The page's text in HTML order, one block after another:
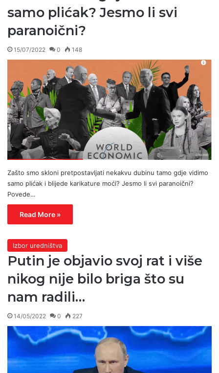
samo plićak? Jesmo li svi
paranoični?
15/07/2022 0 148
Zašto smo skloni pretpostavljati nekakvu dubinu tamo gdje vidimo
samo plićak i blijede karikature moći? Jesmo li svi paranoični?
Povede…
Read More »
Izbor uredništva
Putin je objavio svoj rat i više
nikog nije bilo briga što su
nam radili…
14/05/2022 0 227